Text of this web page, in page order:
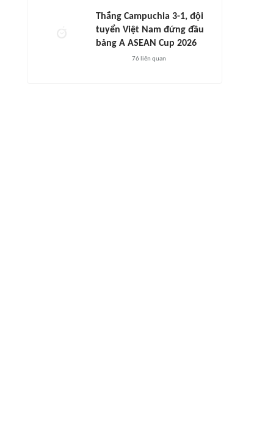
Thắng Campuchia 3-1, đội
tuyển Việt Nam đứng đầu
bảng A ASEAN Cup 2026
76 liên quan